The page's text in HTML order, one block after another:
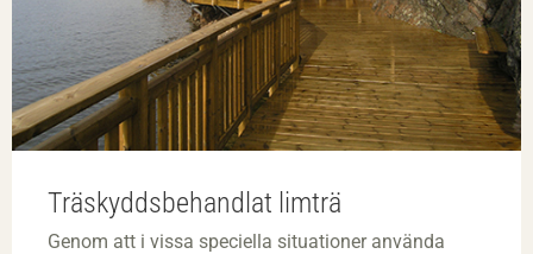
Träskyddsbehandlat limträ
Genom att i vissa speciella situationer använda